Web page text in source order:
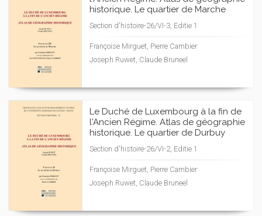
historique. Le quartier de Marche
Section d'histoire-26/VI-3, Editie 1
Françoise Mirguet, Pierre Cambier
Joseph Ruwet, Claude Bruneel
Le Duché de Luxembourg à la fin de
l'Ancien Régime. Atlas de géographie
historique. Le quartier de Durbuy
Section d'histoire-26/VI-2, Editie 1
Françoise Mirguet, Pierre Cambier
Joseph Ruwet, Claude Bruneel